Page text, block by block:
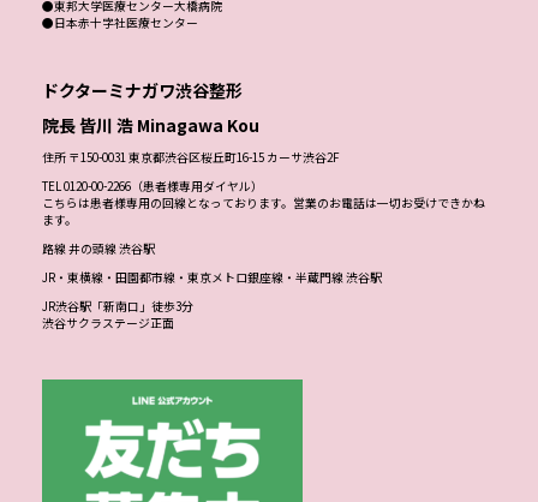
●東邦大学医療センター大橋病院
●日本赤十字社医療センター
ドクターミナガワ渋谷整形
院長 皆川 浩 Minagawa Kou
住所 〒150-0031 東京都渋谷区桜丘町16-15 カーサ渋谷2F
TEL 0120-00-2266（患者様専用ダイヤル）
こちらは患者様専用の回線となっております。営業のお電話は一切お受けできかね
ます。
路線 井の頭線 渋谷駅
JR・東横線・田園都市線・東京メトロ銀座線・半蔵門線 渋谷駅
JR渋谷駅「新南口」徒歩3分
渋谷サクラステージ正面